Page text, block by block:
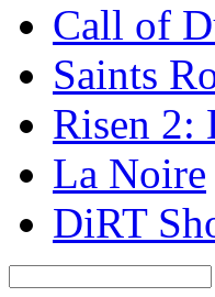
Call of
Saints
Risen 2:
La Noire
DiRT